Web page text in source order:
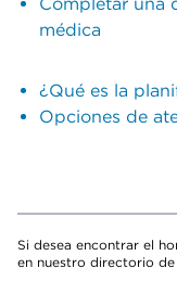
médica
¿Qué es la
Opciones de
Si desea encontrar el
en nuestro directorio